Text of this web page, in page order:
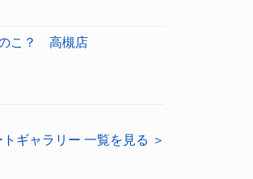
こ？ 高槻店
トギャラリー 一覧を見る ＞